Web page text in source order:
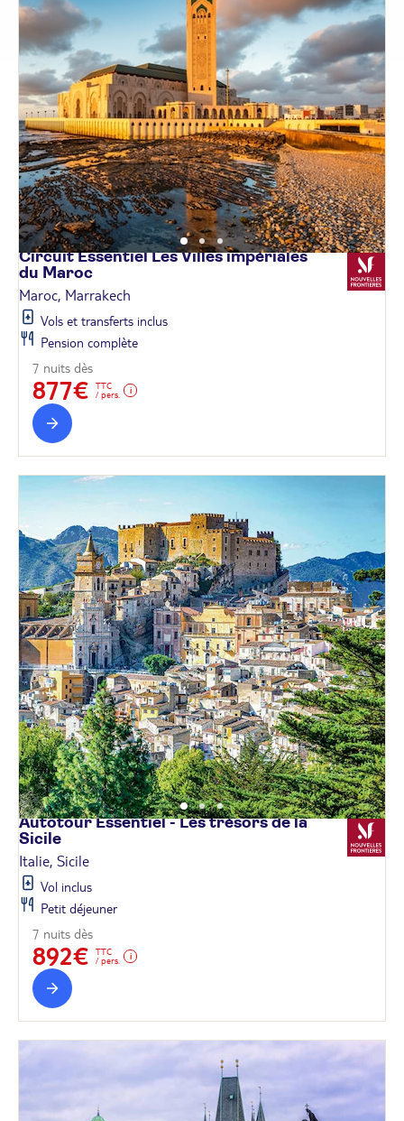
Circuit Essentiel Les Villes impériales
du Maroc
Maroc, Marrakech
Vols et transferts inclus
Pension complète
7 nuits dès
877€
TTC
/ pers.
Autotour Essentiel - Les trésors de la
Sicile
Italie, Sicile
Vol inclus
Petit déjeuner
7 nuits dès
892€
TTC
/ pers.